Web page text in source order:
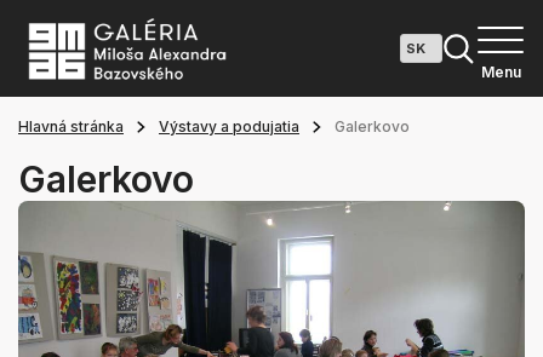
Menu
Hlavná stránka Výstavy a podujatia Galerkovo
Galerkovo